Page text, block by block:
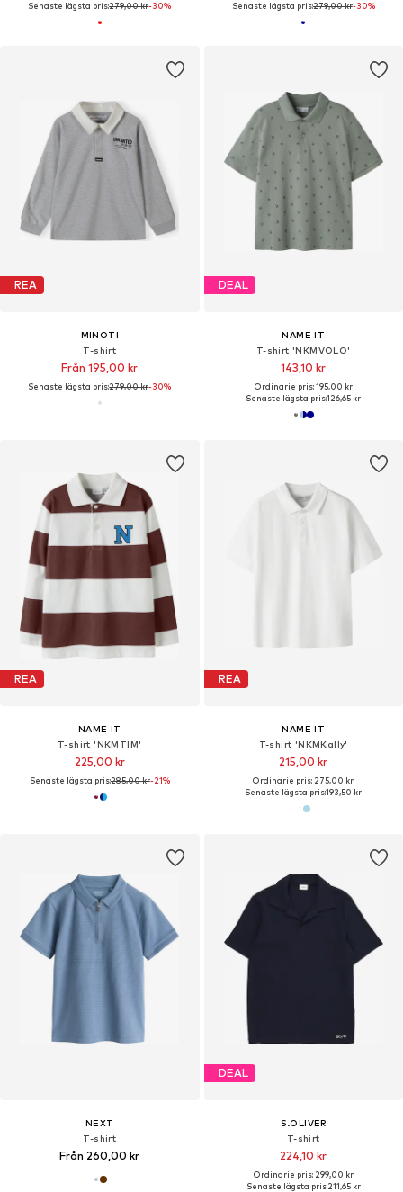
Senaste lägsta pris:279,00 kr-30% Senaste lägsta pris:279,00 kr-30%
REA
MINOTI
T-shirt
Från 195,00 kr
Senaste lägsta pris:279,00 kr-30%
DEAL
NAME IT
T-shirt 'NKMVOLO'
143,10 kr
Ordinarie pris: 195,00 kr
Senaste lägsta pris:126,65 kr
REA
NAME IT
T-shirt 'NKMTIM'
225,00 kr
Senaste lägsta pris:285,00 kr-21%
REA
NAME IT
T-shirt 'NKMKally'
215,00 kr
Ordinarie pris: 275,00 kr
Senaste lägsta pris:193,50 kr
NEXT
T-shirt
Från 260,00 kr
DEAL
S.OLIVER
T-shirt
224,10 kr
Ordinarie pris: 299,00 kr
Senaste lägsta pris:211,65 kr